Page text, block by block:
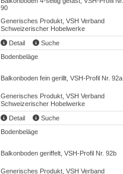
90
Generisches Produkt, VSH Verband
Schweizerischer Hobelwerke
Detail
Suche
Bodenbeläge
Balkonboden fein gerillt, VSH-Profil Nr. 92a
Generisches Produkt, VSH Verband
Schweizerischer Hobelwerke
Detail
Suche
Bodenbeläge
Balkonboden geriffelt, VSH-Profil Nr. 92b
Generisches Produkt, VSH Verband